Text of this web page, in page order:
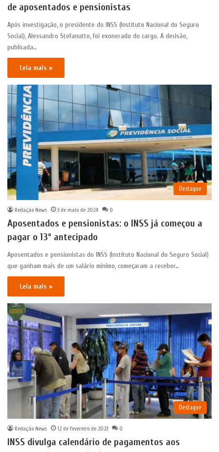
de aposentados e pensionistas
Após investigação, o presidente do INSS (Instituto Nacional do Seguro
Social), Alessandro Stefanutto, foi exonerado do cargo. A decisão,
publicada…
Leia mais »
Destaque
Redação News 3 de maio de 2024 0
Aposentados e pensionistas: o INSS já começou a
pagar o 13º antecipado
Aposentados e pensionistas do INSS (Instituto Nacional do Seguro Social)
que ganham mais de um salário mínimo, começaram a receber…
Leia mais »
Destaque
Redação News 12 de fevereiro de 2023 0
INSS divulga calendário de pagamentos aos